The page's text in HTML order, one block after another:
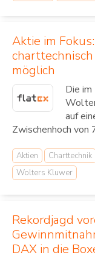
Aktie im
möglich
Die
auf
Zwischenhoch von
Aktien Charttechnik
Wolters Kluwer
Rekordjagd
DAX in die